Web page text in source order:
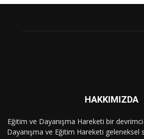
HAKKIMIZDA
Eğitim ve Dayanışma Hareketi bir
Dayanışma ve Eğitim Hareketi geleneksel